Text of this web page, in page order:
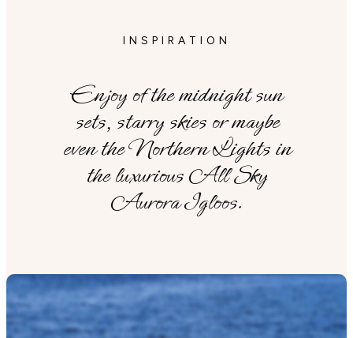
INSPIRATION
Enjoy of the midnight sun
sets, starry skies or maybe
even the Northern Lights in
the luxurious All Sky
Aurora Igloos.